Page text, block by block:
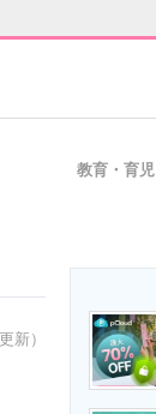
経営リーダーのコミュニテ
教育・育児
新）